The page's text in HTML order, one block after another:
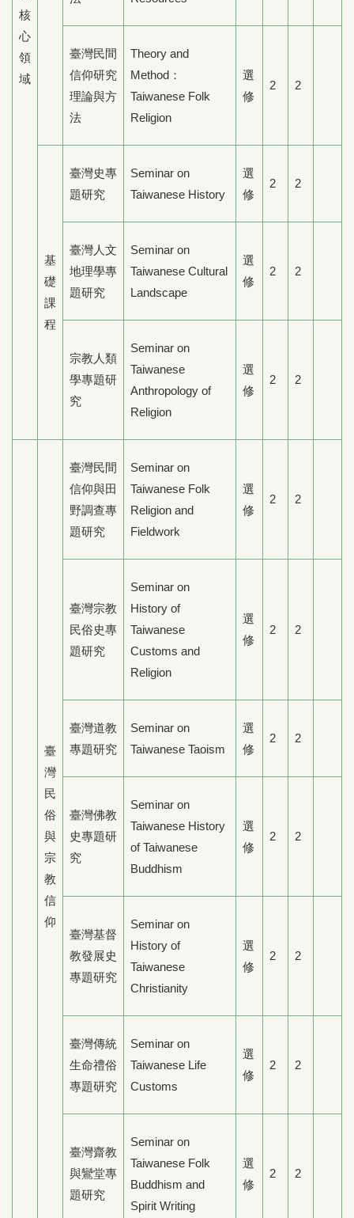
核
心
領
域
臺灣民間
信仰研究
理論與方
法
Theory and
Method：
Taiwanese Folk
Religion
選
修
2 2
基
礎
課
程
臺灣史專
題研究
Seminar on
Taiwanese History
選
修
2 2
臺灣人文
地理學專
題研究
Seminar on
Taiwanese Cultural
Landscape
選
修
2 2
宗教人類
學專題研
究
Seminar on
Taiwanese
Anthropology of
Religion
選
修
2 2
臺
灣
民
俗
與
宗
教
信
仰
臺灣民間
信仰與田
野調查專
題研究
Seminar on
Taiwanese Folk
Religion and
Fieldwork
選
修
2 2
臺灣宗教
民俗史專
題研究
Seminar on
History of
Taiwanese
Customs and
Religion
選
修
2 2
臺灣道教
專題研究
Seminar on
Taiwanese Taoism
選
修
2 2
臺灣佛教
史專題研
究
Seminar on
Taiwanese History
of Taiwanese
Buddhism
選
修
2 2
臺灣基督
教發展史
專題研究
Seminar on
History of
Taiwanese
Christianity
選
修
2 2
臺灣傳統
生命禮俗
專題研究
Seminar on
Taiwanese Life
Customs
選
修
2 2
臺灣齋教
與鸞堂專
題研究
Seminar on
Taiwanese Folk
Buddhism and
Spirit Writing
選
修
2 2